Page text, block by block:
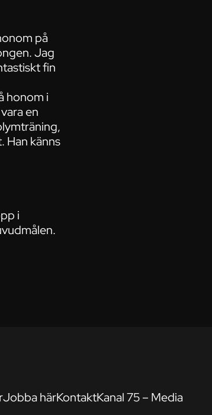
på
Jag
fin
honom i
en
Han känns
i
Jobba härKontaktKanal 75 – Media